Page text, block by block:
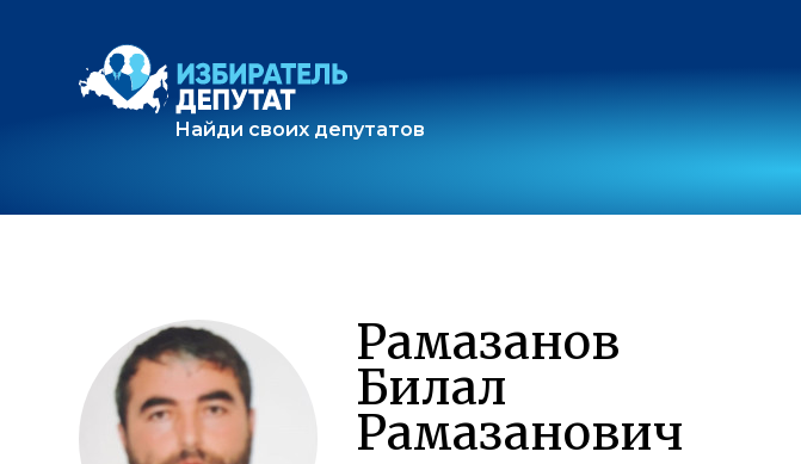
Найди своих депутатов
Рамазанов
Билал
Рамазанович